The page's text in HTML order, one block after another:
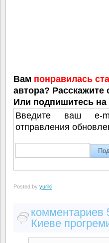
Вам понравилась
автора? Расскажите
Или подпишитесь на
Введите ваш e-
отправления
Posted by yuriki
комментариев
Киеве